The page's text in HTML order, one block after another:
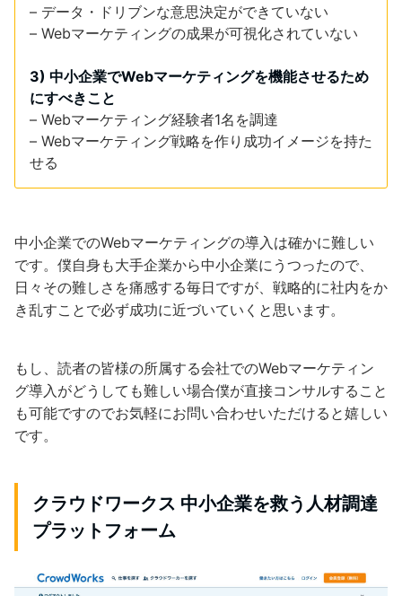
– データ・ドリブンな意思決定ができていない
– Webマーケティングの成果が可視化されていない
3) 中小企業でWebマーケティングを機能させるため
にすべきこと
– Webマーケティング経験者1名を調達
– Webマーケティング戦略を作り成功イメージを持た
せる
中小企業でのWebマーケティングの導入は確かに難しい
です。僕自身も大手企業から中小企業にうつったので、
日々その難しさを痛感する毎日ですが、戦略的に社内をか
き乱すことで必ず成功に近づいていくと思います。
もし、読者の皆様の所属する会社でのWebマーケティン
グ導入がどうしても難しい場合僕が直接コンサルすること
も可能ですのでお気軽にお問い合わせいただけると嬉しい
です。
クラウドワークス 中小企業を救う人材調達
プラットフォーム